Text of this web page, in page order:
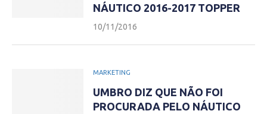
NÁUTICO 2016-2017 TOPPER
10/11/2016
MARKETING
UMBRO DIZ QUE NÃO FOI
PROCURADA PELO NÁUTICO